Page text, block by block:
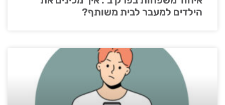
הילדים למעבר לבית משותף?